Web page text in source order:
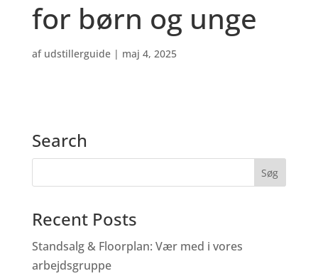
for børn og unge
af udstillerguide| maj 4, 2025
Search
Recent Posts
Standsalg & Floorplan: Vær med i vores
arbejdsgruppe